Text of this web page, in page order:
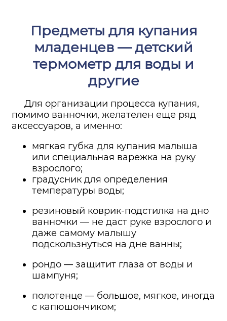
Предметы для купания
младенцев — детский
термометр для воды и
другие
Для организации процесса купания,
помимо ванночки, желателен еще ряд
аксессуаров, а именно:
мягкая губка для купания малыша
или специальная варежка на руку
взрослого;
градусник для определения
температуры воды;
резиновый коврик-подстилка на дно
ванночки — не даст руке взрослого и
даже самому малышу
подскользнуться на дне ванны;
рондо — защитит глаза от воды и
шампуня;
полотенце — большое, мягкое, иногда
с капюшончиком;